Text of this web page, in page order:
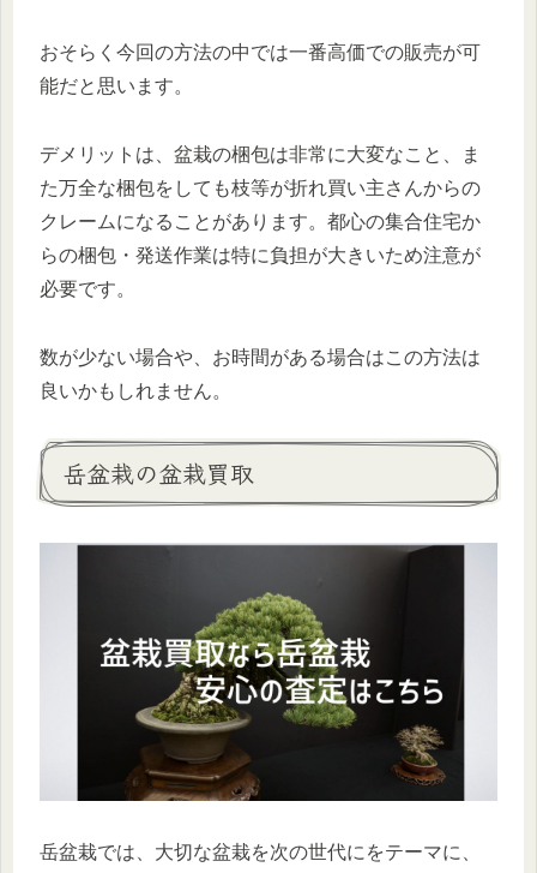
おそらく今回の方法の中では一番高価での販売が可
能だと思います。
デメリットは、盆栽の梱包は非常に大変なこと、ま
た万全な梱包をしても枝等が折れ買い主さんからの
クレームになることがあります。都心の集合住宅か
らの梱包・発送作業は特に負担が大きいため注意が
必要です。
数が少ない場合や、お時間がある場合はこの方法は
良いかもしれません。
岳盆栽の盆栽買取
岳盆栽では、大切な盆栽を次の世代にをテーマに、